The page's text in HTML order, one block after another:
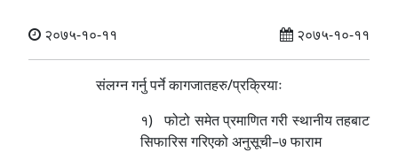
२०७५-१०-११ २०७५-१०-११
संलग्न गर्नु पर्ने कागजातहरु/प्रक्रियाः
१) फोटो समेत प्रमाणित गरी स्थानीय तहबाट
सिफारिस गरिएको अनुसूची–७ फाराम